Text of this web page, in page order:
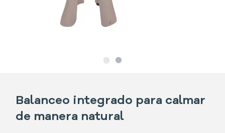
SlideSlide
Balanceo integrado para calmar
de manera natural